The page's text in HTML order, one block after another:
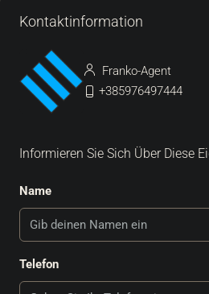
Kontaktinformation
Franko-Agent
+385976497444
Informieren Sie Sich Über Diese
Name
Telefon